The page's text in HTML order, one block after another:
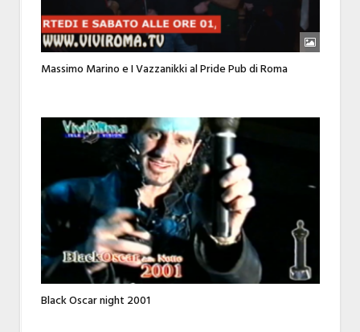
Massimo Marino e I Vazzanikki al Pride Pub di Roma
Black Oscar night 2001